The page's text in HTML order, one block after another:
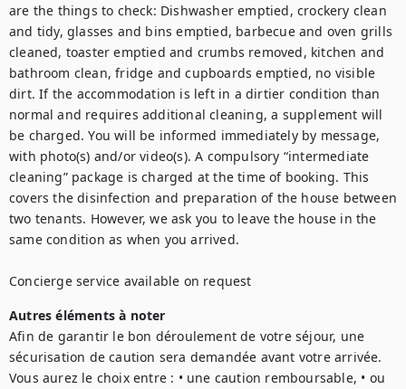
are the things to check: Dishwasher emptied, crockery clean
and tidy, glasses and bins emptied, barbecue and oven grills
cleaned, toaster emptied and crumbs removed, kitchen and
bathroom clean, fridge and cupboards emptied, no visible
dirt. If the accommodation is left in a dirtier condition than
normal and requires additional cleaning, a supplement will
be charged. You will be informed immediately by message,
with photo(s) and/or video(s). A compulsory “intermediate
cleaning” package is charged at the time of booking. This
covers the disinfection and preparation of the house between
two tenants. However, we ask you to leave the house in the
same condition as when you arrived.
Concierge service available on request
Autres éléments à noter
Afin de garantir le bon déroulement de votre séjour, une
sécurisation de caution sera demandée avant votre arrivée.
Vous aurez le choix entre : • une caution remboursable, • ou